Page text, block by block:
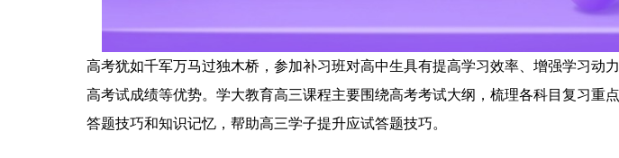
高考犹如千军万马过独木桥，参加补习班对高中生具有提高学习效率、增强学习动
高考试成绩等优势。学大教育高三课程主要围绕高考考试大纲，梳理各科目复习重
答题技巧和知识记忆，帮助高三学子提升应试答题技巧。